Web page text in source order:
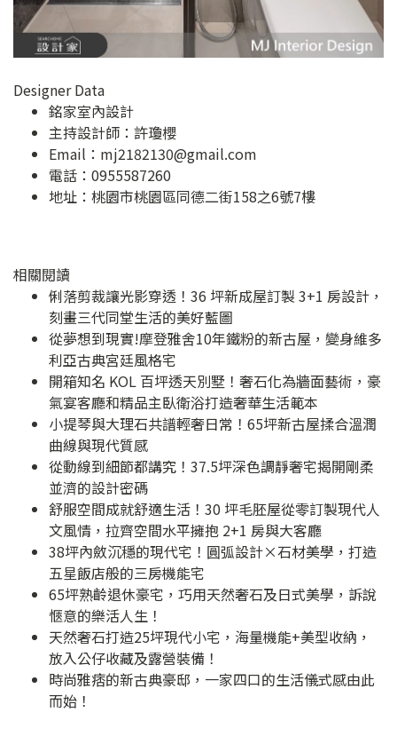
Designer Data
銘家室內設計
主持設計師：許瓊櫻
Email： mj2182130@gmail.com
電話：0955587260
地址： 桃園市桃園區同德二街158之6號7樓
相關閱讀
俐落剪裁讓光影穿透！36 坪新成屋訂製 3+1 房設計，
刻畫三代同堂生活的美好藍圖
從夢想到現實!摩登雅舍10年鐵粉的新古屋，變身維多
利亞古典宮廷風格宅
開箱知名 KOL 百坪透天別墅！奢石化為牆面藝術，豪
氣宴客廳和精品主臥衛浴打造奢華生活範本
小提琴與大理石共譜輕奢日常！65坪新古屋揉合溫潤
曲線與現代質感
從動線到細節都講究！37.5坪深色調靜奢宅揭開剛柔
並濟的設計密碼
舒服空間成就舒適生活！30 坪毛胚屋從零訂製現代人
文風情，拉齊空間水平擁抱 2+1 房與大客廳
38坪內斂沉穩的現代宅！圓弧設計×石材美學，打造
五星飯店般的三房機能宅
65坪熟齡退休豪宅，巧用天然奢石及日式美學，訴說
愜意的樂活人生！
天然奢石打造25坪現代小宅，海量機能+美型收納，
放入公仔收藏及露營裝備！
時尚雅痞的新古典豪邸，一家四口的生活儀式感由此
而始！